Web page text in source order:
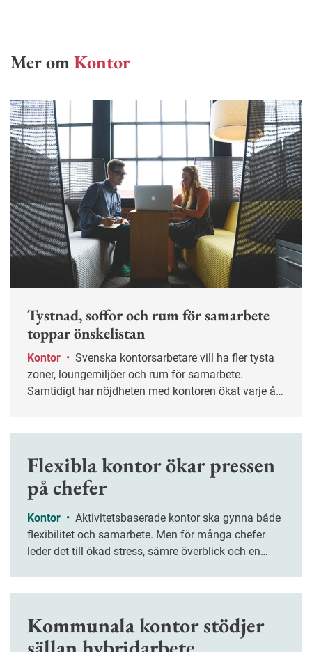
Mer omKontor
Tystnad, soffor och rum för samarbete
toppar önskelistan
Kontor •
zoner, loungemiljöer och rum för samarbete.
Samtidigt har nöjdheten med kontoren ökat varje år
Flexibla kontor ökar pressen
på chefer
Kontor •
flexibilitet och samarbete. Men för många chefer
leder det till ökad stress, sämre överblick och en
Kommunala kontor stödjer